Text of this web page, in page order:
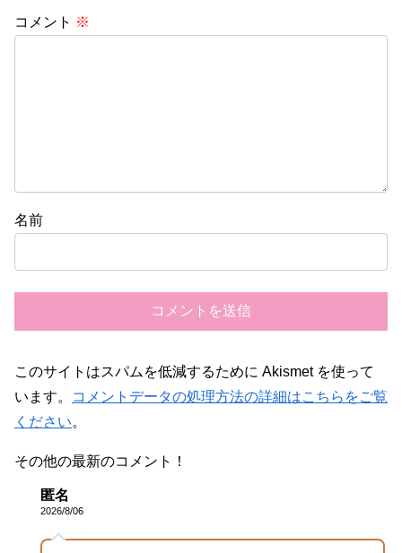
コメント ※
名前
このサイトはスパムを低減するために Akismet を使って
います。
コメントデータの処理方法の詳細はこちらをご覧
ください。
その他の最新のコメント！
匿名
2026/8/06